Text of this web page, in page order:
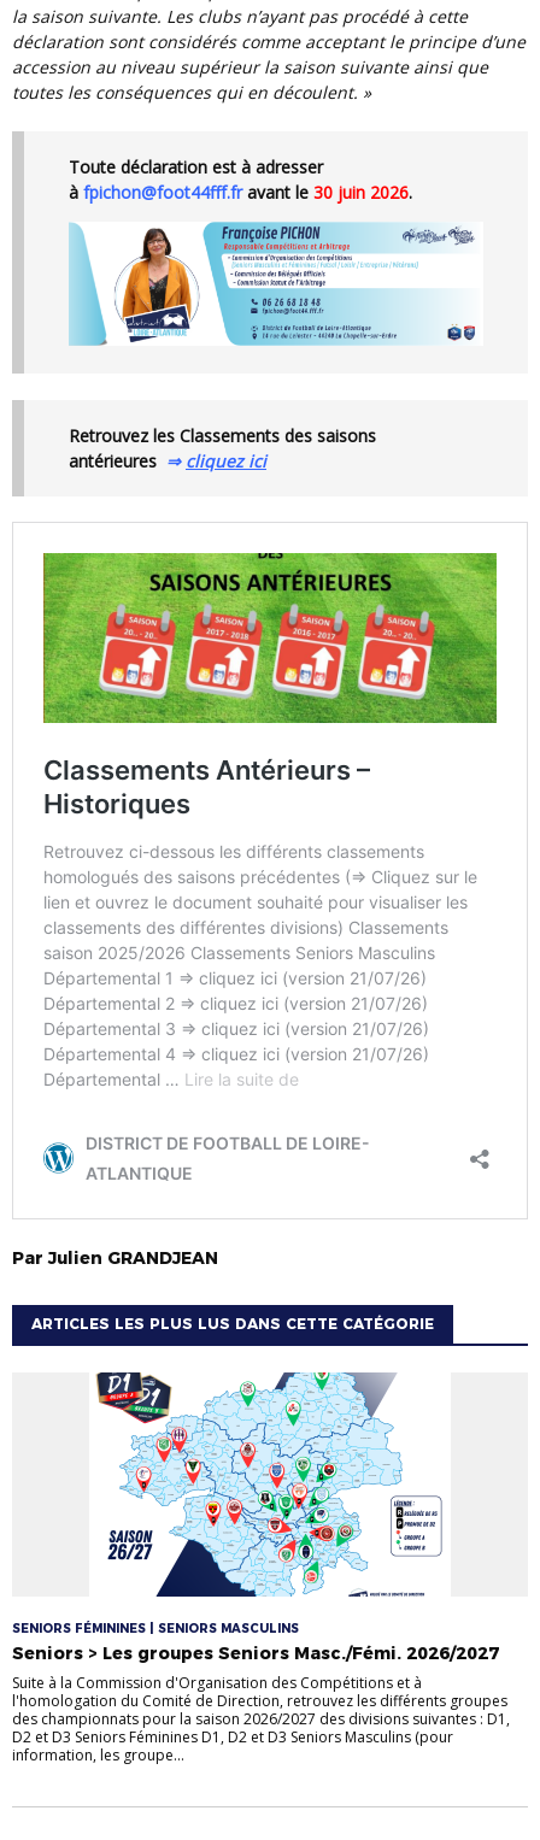
la saison suivante. Les clubs n’ayant pas procédé à cette
déclaration sont considérés comme acceptant le principe d’une
accession au niveau supérieur la saison suivante ainsi que
toutes les conséquences qui en découlent. »
Toute déclaration est à adresser
à fpichon@foot44fff.fravant le 30 juin 2026.
Retrouvez les Classements des saisons
antérieures ⇒ cliquez ici
ParJulien GRANDJEAN
ARTICLES LES PLUS LUS DANS CETTE CATÉGORIE
SENIORS FÉMININES | SENIORS MASCULINS
Seniors > Les groupes Seniors Masc./Fémi. 2026/2027
Suite à la Commission d'Organisation des Compétitions et à
l'homologation du Comité de Direction, retrouvez les différents groupes
des championnats pour la saison 2026/2027 des divisions suivantes : D1,
D2 et D3 Seniors Féminines D1, D2 et D3 Seniors Masculins (pour
information, les groupe...